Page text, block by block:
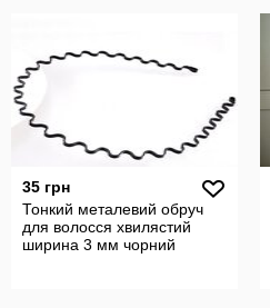
35 грн
Тонкий металевий обруч
для волосся хвилястий
ширина 3 мм чорний